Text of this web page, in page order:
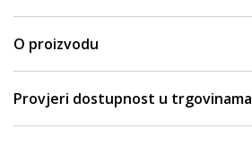
O proizvodu
Provjeri dostupnost u trgovinama